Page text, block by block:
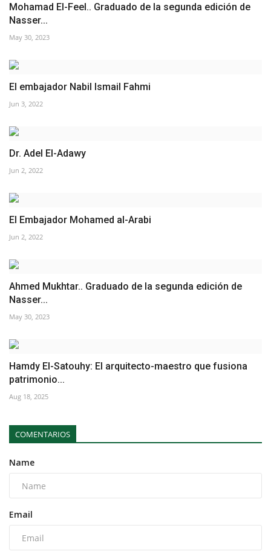
Mohamad El-Feel.. Graduado de la segunda edición de
Nasser...
May 30, 2023
El embajador Nabil Ismail Fahmi
Jun 3, 2022
Dr. Adel El-Adawy
Jun 2, 2022
El Embajador Mohamed al-Arabi
Jun 2, 2022
Ahmed Mukhtar.. Graduado de la segunda edición de
Nasser...
May 30, 2023
Hamdy El-Satouhy: El arquitecto-maestro que fusiona
patrimonio...
Aug 18, 2025
COMENTARIOS
Name
Email